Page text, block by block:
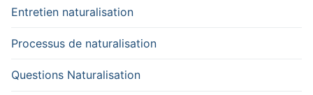
Entretien naturalisation
Processus de naturalisation
Questions Naturalisation